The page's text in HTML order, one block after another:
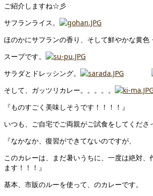
ご紹介しますね☆彡
サフランライス。
ほのかにサフランの香り、そして鮮やかな黄色
スープです。
サラダとドレッシング。
そして、ガッツリカレー。。。。。
『ものすごく美味しそうです！！！！』
いつも、ご自宅でご両親がご試食をしてくださ
『なかなか、復習ができてないのですが、
このカレーは、まだ暑いうちに、一度は絶対、
ます！！！』
基本、市販のルーを使って、のカレーです。